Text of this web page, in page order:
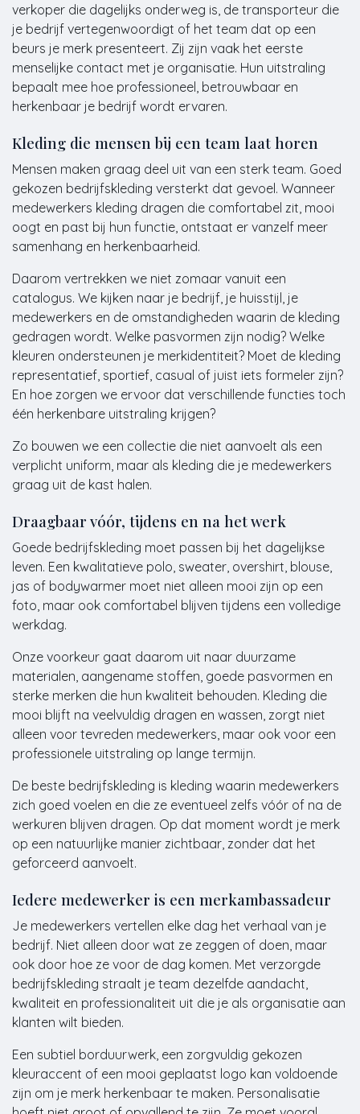
verkoper die dagelijks onderweg is, de transporteur die
je bedrijf vertegenwoordigt of het team dat op een
beurs je merk presenteert. Zij zijn vaak het eerste
menselijke contact met je organisatie. Hun uitstraling
bepaalt mee hoe professioneel, betrouwbaar en
herkenbaar je bedrijf wordt ervaren.
Kleding die mensen bij een team laat horen
Mensen maken graag deel uit van een sterk team. Goed
gekozen bedrijfskleding versterkt dat gevoel. Wanneer
medewerkers kleding dragen die comfortabel zit, mooi
oogt en past bij hun functie, ontstaat er vanzelf meer
samenhang en herkenbaarheid.
Daarom vertrekken we niet zomaar vanuit een
catalogus. We kijken naar je bedrijf, je huisstijl, je
medewerkers en de omstandigheden waarin de kleding
gedragen wordt. Welke pasvormen zijn nodig? Welke
kleuren ondersteunen je merkidentiteit? Moet de kleding
representatief, sportief, casual of juist iets formeler zijn?
En hoe zorgen we ervoor dat verschillende functies toch
één herkenbare uitstraling krijgen?
Zo bouwen we een collectie die niet aanvoelt als een
verplicht uniform, maar als kleding die je medewerkers
graag uit de kast halen.
Draagbaar vóór, tijdens en na het werk
Goede bedrijfskleding moet passen bij het dagelijkse
leven. Een kwalitatieve polo, sweater, overshirt, blouse,
jas of bodywarmer moet niet alleen mooi zijn op een
foto, maar ook comfortabel blijven tijdens een volledige
werkdag.
Onze voorkeur gaat daarom uit naar duurzame
materialen, aangename stoffen, goede pasvormen en
sterke merken die hun kwaliteit behouden. Kleding die
mooi blijft na veelvuldig dragen en wassen, zorgt niet
alleen voor tevreden medewerkers, maar ook voor een
professionele uitstraling op lange termijn.
De beste bedrijfskleding is kleding waarin medewerkers
zich goed voelen en die ze eventueel zelfs vóór of na de
werkuren blijven dragen. Op dat moment wordt je merk
op een natuurlijke manier zichtbaar, zonder dat het
geforceerd aanvoelt.
Iedere medewerker is een merkambassadeur
Je medewerkers vertellen elke dag het verhaal van je
bedrijf. Niet alleen door wat ze zeggen of doen, maar
ook door hoe ze voor de dag komen. Met verzorgde
bedrijfskleding straalt je team dezelfde aandacht,
kwaliteit en professionaliteit uit die je als organisatie aan
klanten wilt bieden.
Een subtiel borduurwerk, een zorgvuldig gekozen
kleuraccent of een mooi geplaatst logo kan voldoende
zijn om je merk herkenbaar te maken. Personalisatie